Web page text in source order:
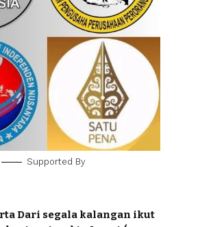
Supported By
Dari segala kalangan ikut